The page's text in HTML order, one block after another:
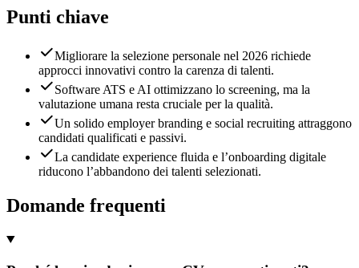
Punti chiave
Migliorare la selezione personale nel 2026 richiede
approcci innovativi contro la carenza di talenti.
Software ATS e AI ottimizzano lo screening, ma la
valutazione umana resta cruciale per la qualità.
Un solido employer branding e social recruiting attraggono
candidati qualificati e passivi.
La candidate experience fluida e l’onboarding digitale
riducono l’abbandono dei talenti selezionati.
Domande frequenti